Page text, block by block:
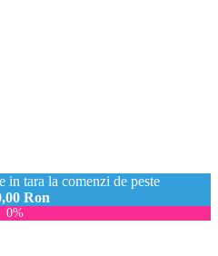
in tara la comenzi de peste
Ron
0%